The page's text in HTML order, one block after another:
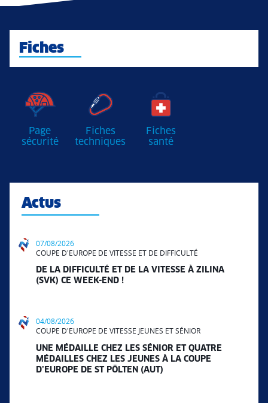
Fiches
Page
sécurité
Fiches
techniques
Fiches
santé
Actus
07/08/2026
COUPE D'EUROPE DE VITESSE ET DE DIFFICULTÉ
DE LA DIFFICULTÉ ET DE LA VITESSE À ZILINA
(SVK) CE WEEK-END !
04/08/2026
COUPE D'EUROPE DE VITESSE JEUNES ET SÉNIOR
UNE MÉDAILLE CHEZ LES SÉNIOR ET QUATRE
MÉDAILLES CHEZ LES JEUNES À LA COUPE
D’EUROPE DE ST PÖLTEN (AUT)